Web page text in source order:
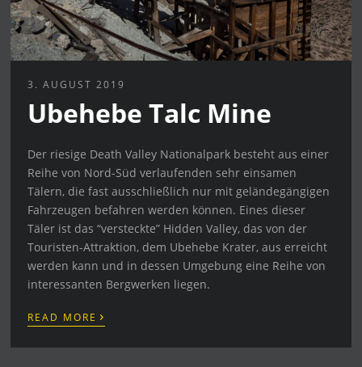
3. AUGUST 2019
Ubehebe Talc Mine
Der riesige Death Valley Nationalpark besteht aus einer
Reihe von Nord-Süd verlaufenden sehr einsamen
Tälern, die fast ausschließlich nur mit geländegängigen
Fahrzeugen befahren werden können. Eines dieser
Täler ist das “versteckte” Hidden Valley, das von der
Touristen-Attraktion, dem Ubehebe Krater, aus erreicht
werden kann und in dessen Umgebung eine Reihe von
interessanten Bergwerken liegen.
READ MORE ›